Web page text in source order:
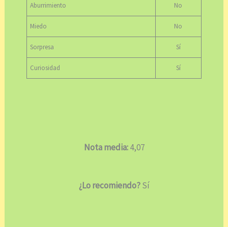
Aburrimiento No
Miedo No
Sorpresa Sí
Curiosidad Sí
Nota media:4,07
¿Lo recomiendo?Sí